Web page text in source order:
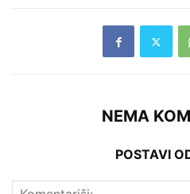
NEMA
POSTAVI